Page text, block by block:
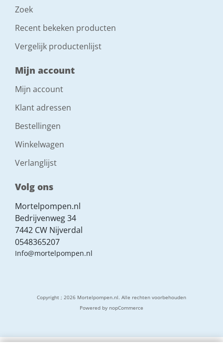
Zoek
Recent bekeken producten
Vergelijk productenlijst
Mijn account
Mijn account
Klant adressen
Bestellingen
Winkelwagen
Verlanglijst
Volg ons
Mortelpompen.nl
Bedrijvenweg 34
7442 CW Nijverdal
0548365207
Info@mortelpompen.nl
Copyright ; 2026 Mortelpompen.nl. Alle rechten voorbehouden
Powered by nopCommerce